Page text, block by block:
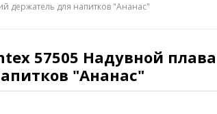
СПА
игрушки
Запчасти для бассейнов
держатель для напитков "Ананас"
57505 Надувной
"Ананас"